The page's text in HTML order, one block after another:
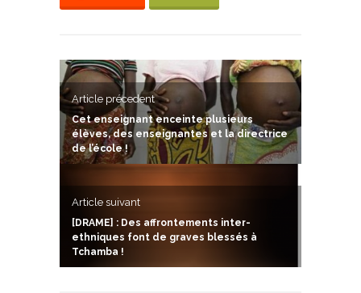
Article précedent
Cet enseignant enceinte plusieurs
élèves, des enseignantes et la directrice
de l’école !
Article suivant
[DRAME] : Des affrontements inter-
ethniques font de graves blessés à
Tchamba !